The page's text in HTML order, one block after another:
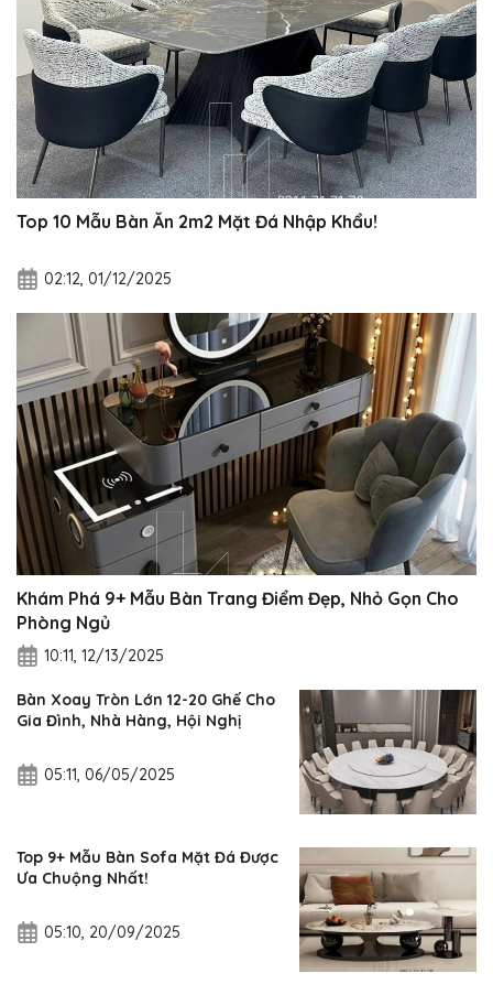
Top 10 Mẫu Bàn Ăn 2m2 Mặt Đá Nhập Khẩu!
02:12, 01/12/2025
Khám Phá 9+ Mẫu Bàn Trang Điểm Đẹp, Nhỏ Gọn Cho
Phòng Ngủ
10:11, 12/13/2025
Bàn Xoay Tròn Lớn 12-20 Ghế Cho
Gia Đình, Nhà Hàng, Hội Nghị
05:11, 06/05/2025
Top 9+ Mẫu Bàn Sofa Mặt Đá Được
Ưa Chuộng Nhất!
05:10, 20/09/2025